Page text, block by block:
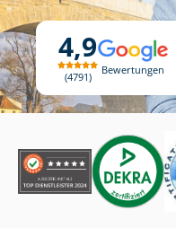
4,9
4791
Bewertungen